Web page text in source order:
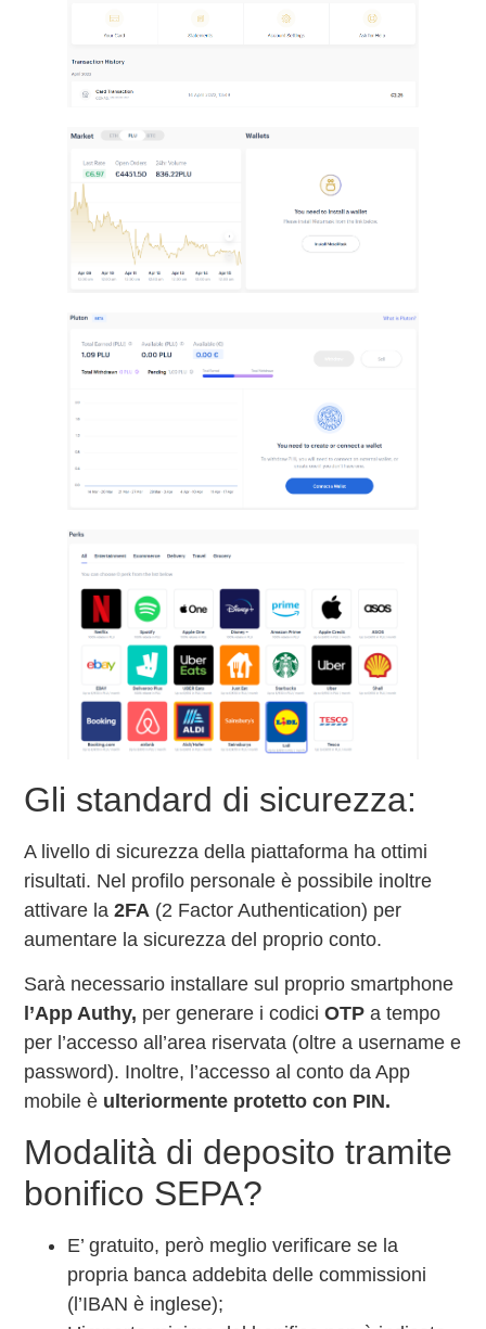
Gli standard di sicurezza:
A livello di sicurezza della piattaforma ha ottimi
risultati. Nel profilo personale è possibile inoltre
attivare la2FA (2 Factor Authentication) per
aumentare la sicurezza del proprio conto.
Sarà necessario installare sul proprio smartphone
l’App Authy, per generare i codiciOTPa tempo
per l’accesso all’area riservata (oltre a username e
password). Inoltre, l’accesso al conto da App
mobile è ulteriormente protetto con PIN.
Modalità di deposito tramite
bonifico SEPA?
E’ gratuito, però meglio verificare se la
propria banca addebita delle commissioni
(l’IBAN è inglese);